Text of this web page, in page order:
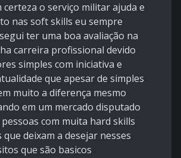
certeza o serviço militar ajuda e
nas soft skills eu sempre
ter uma boa avaliação na
carreira profissional devido
simples com iniciativa e
que apesar de simples
muito a diferença mesmo
em um mercado disputado
com muita hard skills
que deixam a desejar nesses
que são basicos